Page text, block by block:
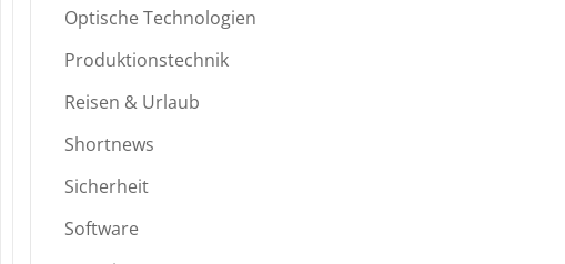
Optische Technologien
Produktionstechnik
Reisen & Urlaub
Shortnews
Sicherheit
Software